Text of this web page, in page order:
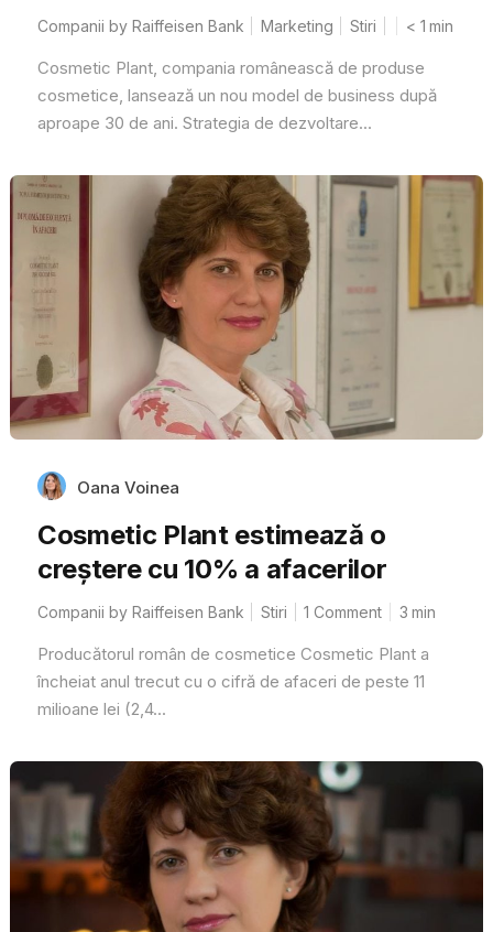
Companii by Raiffeisen Bank Marketing Stiri < 1 min
Cosmetic Plant, compania românească de produse
cosmetice, lansează un nou model de business după
aproape 30 de ani. Strategia de dezvoltare...
Oana Voinea
Cosmetic Plant estimează o
creștere cu 10% a afacerilor
Companii by Raiffeisen Bank Stiri 1 Comment 3 min
Producătorul român de cosmetice Cosmetic Plant a
încheiat anul trecut cu o cifră de afaceri de peste 11
milioane lei (2,4...